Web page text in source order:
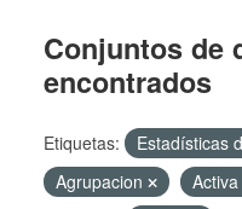
Conjuntos de
encontrados
Etiquetas:
Estadísticas
Agrupacion
Activa